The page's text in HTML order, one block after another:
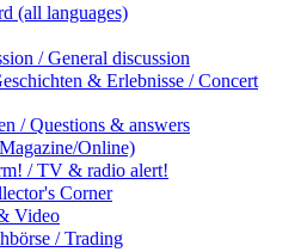
(all languages)
/ General discussion
& Erlebnisse / Concert
/ Questions & answers
Online)
/ TV & radio alert!
Corner
Video
/ Trading